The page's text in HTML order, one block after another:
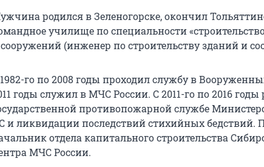
родился в Зеленогорске, окончил
училище по специальности
(инженер по строительству зданий и
го по 2008 годы проходил службу в
годы служил в МЧС России. С 2011-го по 2016 годы
противопожарной службе
и ликвидации последствий стихийных бедствий.
отдела капитального строительства
МЧС России.